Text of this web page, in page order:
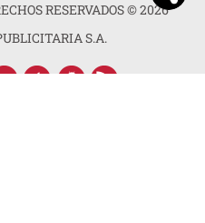
RESERVADOS ©2026
S.A.